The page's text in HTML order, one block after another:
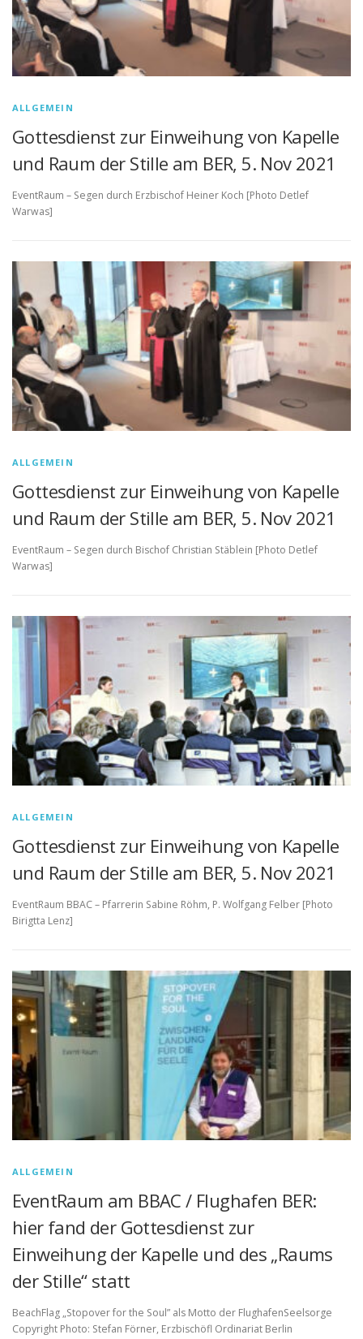
ALLGEMEIN
Gottesdienst zur Einweihung von Kapelle
und Raum der Stille am BER, 5. Nov 2021
EventRaum – Segen durch Erzbischof Heiner Koch [Photo Detlef
Warwas]
ALLGEMEIN
Gottesdienst zur Einweihung von Kapelle
und Raum der Stille am BER, 5. Nov 2021
EventRaum – Segen durch Bischof Christian Stäblein [Photo Detlef
Warwas]
ALLGEMEIN
Gottesdienst zur Einweihung von Kapelle
und Raum der Stille am BER, 5. Nov 2021
EventRaum BBAC – Pfarrerin Sabine Röhm, P. Wolfgang Felber [Photo
Birigtta Lenz]
ALLGEMEIN
EventRaum am BBAC / Flughafen BER:
hier fand der Gottesdienst zur
Einweihung der Kapelle und des „Raums
der Stille“ statt
BeachFlag „Stopover for the Soul” als Motto der FlughafenSeelsorge
Copyright Photo: Stefan Förner, Erzbischöfl Ordinariat Berlin